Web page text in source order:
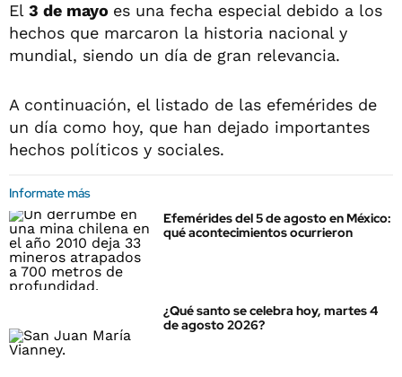
El 3 de mayo es una fecha especial debido a los
hechos que marcaron la historia nacional y
mundial, siendo un día de gran relevancia.
A continuación, el listado de las efemérides de
un día como hoy, que han dejado importantes
hechos políticos y sociales.
Informate más
Efemérides del 5 de agosto en México:
qué acontecimientos ocurrieron
¿Qué santo se celebra hoy, martes 4
de agosto 2026?